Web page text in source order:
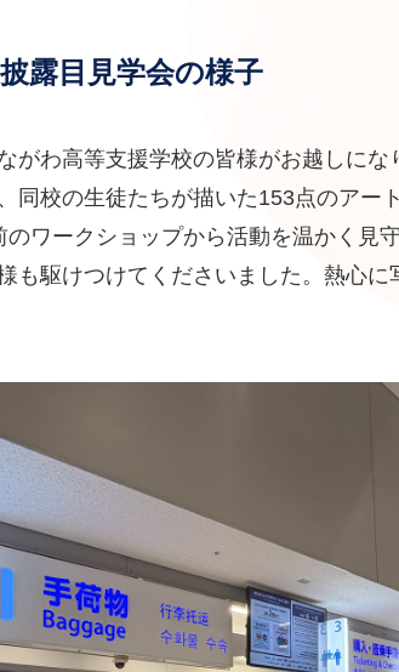
露目見学会の様子
がわ高等支援学校の皆様がお越しにな
同校の生徒たちが描いた153点のアー
ワークショップから活動を温かく見
も駆けつけてくださいました。熱心に